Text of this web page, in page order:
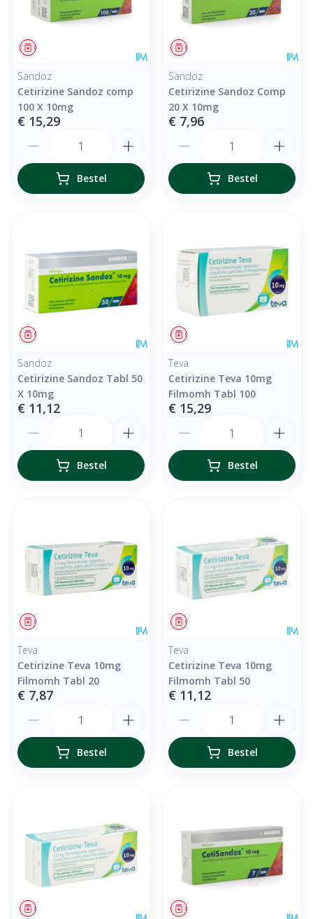
Geneesmiddel
Sandoz
Cetirizine Sandoz comp
100 X 10mg
€ 15,29
Bestel
Geneesmiddel
Sandoz
Cetirizine Sandoz Comp
20 X 10mg
€ 7,96
Bestel
Geneesmiddel
Sandoz
Cetirizine Sandoz Tabl 50
X 10mg
€ 11,12
Bestel
Geneesmiddel
Teva
Cetirizine Teva 10mg
Filmomh Tabl 100
€ 15,29
Bestel
Geneesmiddel
Teva
Cetirizine Teva 10mg
Filmomh Tabl 20
€ 7,87
Bestel
Geneesmiddel
Teva
Cetirizine Teva 10mg
Filmomh Tabl 50
€ 11,12
Bestel
Geneesmiddel Geneesmiddel